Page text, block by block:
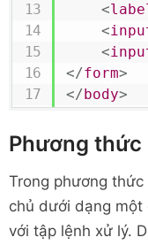
<
<
<
</form>
</body>
Phương thức
Trong phương thức
chủ dưới dạng
với tập lệnh xử lý.